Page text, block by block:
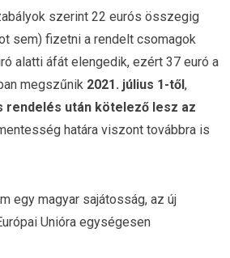
szerint 22 eurós összegig
sem) fizetni a rendelt csomagok
alatti áfát elengedik, ezért 37 euró a
megszűnik 2021. július 1-től,
rendelés után kötelező lesz az
határa viszont továbbra is
egy magyar sajátosság, az új
Unióra egységesen